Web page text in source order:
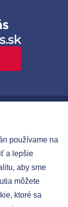
používame na
a lepšie
aby sme
môžete
ktoré sa